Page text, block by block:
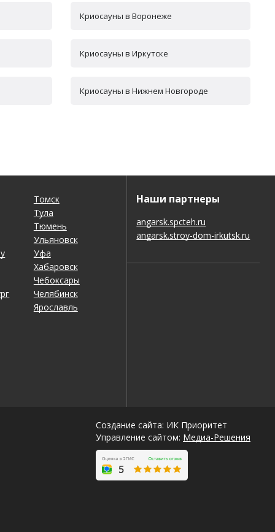
Криосауны в Воронеже
Криосауны в Иркутске
Криосауны в Нижнем Новгороде
Томск
Тула
Тюмень
Ульяновск
Уфа
Хабаровск
Чебоксары
Челябинск
Ярославль
Наши партнеры
angarsk.spcteh.ru
angarsk.stroy-dom-irkutsk.ru
Создание сайта: ИК Приоритет
Управление сайтом: Медиа-Решения